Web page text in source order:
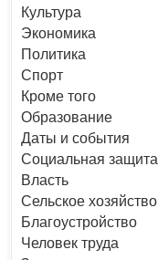
Культура
Экономика
Политика
Спорт
Кроме того
Образование
Даты и события
Социальная защита
Власть
Сельское хозяйство
Благоустройство
Человек труда